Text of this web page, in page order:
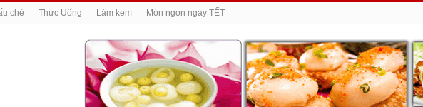
chè Thức Uống Làm kem Món ngon ngày TẾT